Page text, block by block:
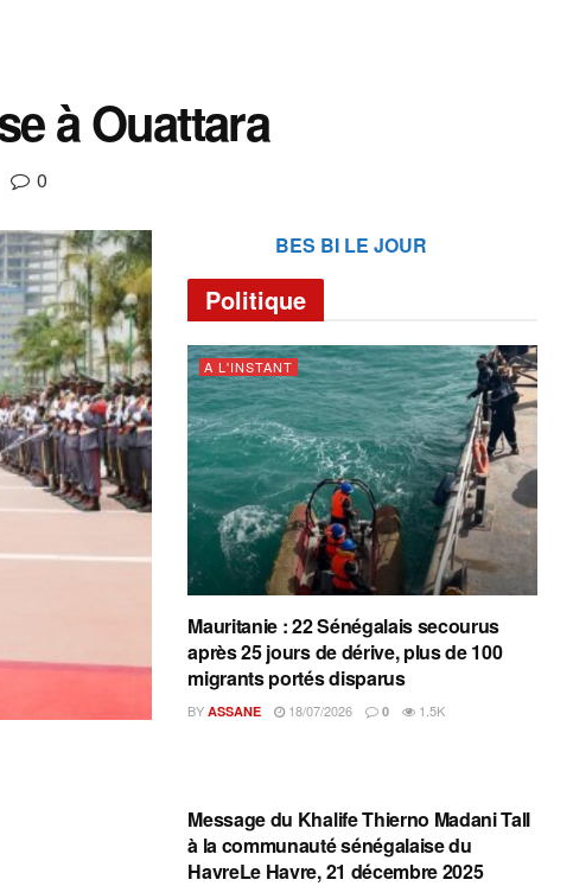
à Ouattara
0
BES BI LE JOUR
Politique
A L'INSTANT
Mauritanie : 22 Sénégalais secourus
après 25 jours de dérive, plus de 100
migrants portés disparus
BY ASSANE 18/07/2026 0 1.5K
A L'INSTANT
Message du Khalife Thierno Madani Tall
à la communauté sénégalaise du
HavreLe Havre, 21 décembre 2025